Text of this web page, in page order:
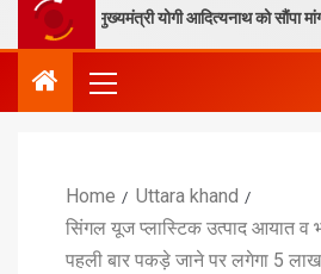
मुख्यमंत्री योगी आदित्यनाथ को सौंपा मांग पत्र
Home
Uttara khand
सिंगल यूज प्लास्टिक उत्पाद आयात व
पहली बार पकड़े जाने पर लगेगा 5 लाख